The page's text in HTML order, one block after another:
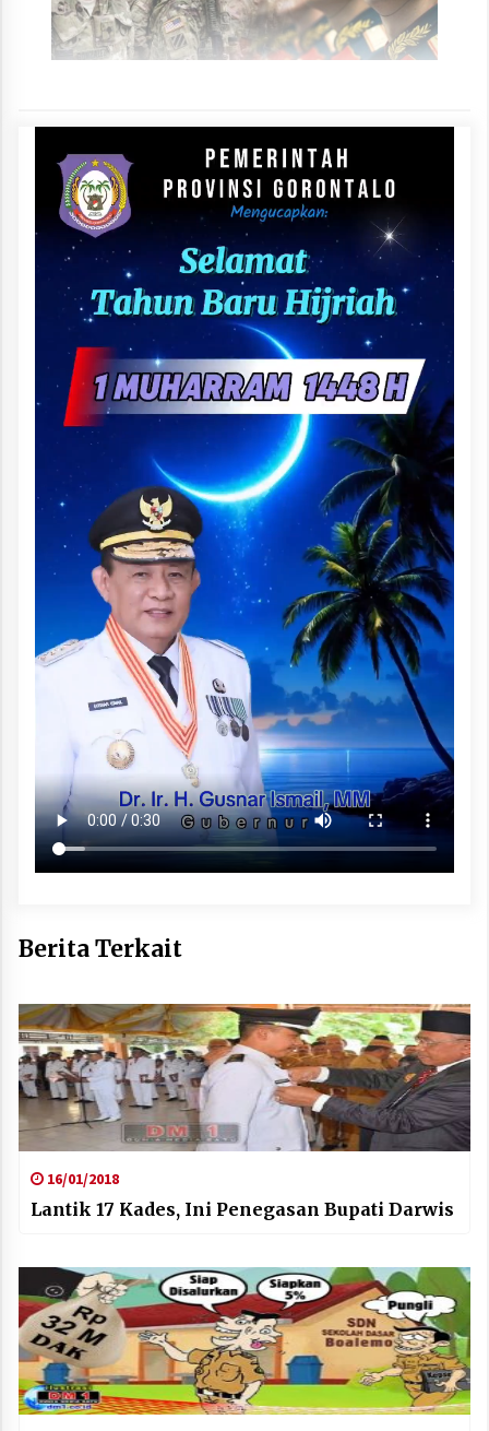
Berita Terkait
16/01/2018
Lantik 17 Kades, Ini Penegasan Bupati Darwis